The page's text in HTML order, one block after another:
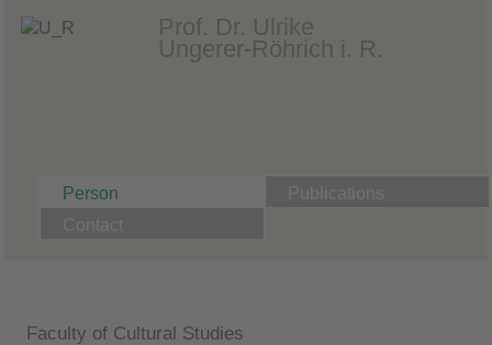
Prof. Dr. Ulrike
Ungerer-Röhrich i. R.
Person
Faculty of Cultural Studies